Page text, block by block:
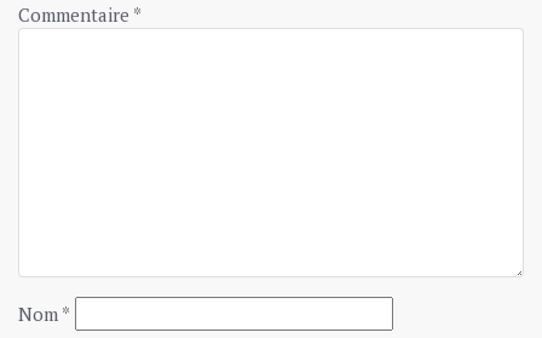
Commentaire *
Nom *